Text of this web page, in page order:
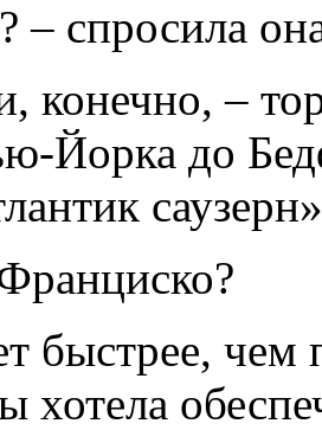
– спросила
конечно, –
Йорка до
быстрее,
хотела